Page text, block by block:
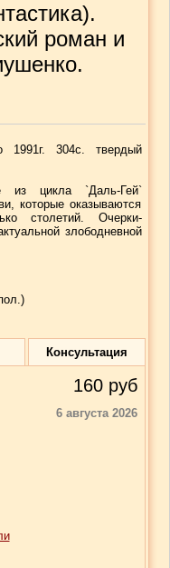
роман и
1991г. 304с. твердый
из цикла `Даль-Гей`
которые оказываются
столетий. Очерки-
злободневной
Консультация
160 руб
6 августа 2026